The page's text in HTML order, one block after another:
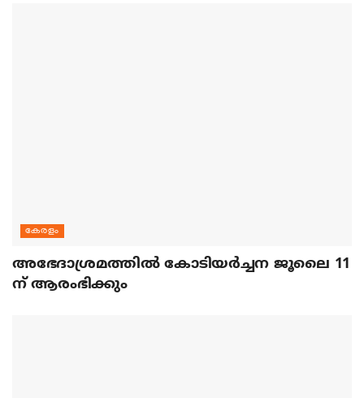
കേരളം
അഭേദാശ്രമത്തില്‍ കോടിയര്‍ച്ചന ജൂലൈ 11
ന് ആരംഭിക്കും